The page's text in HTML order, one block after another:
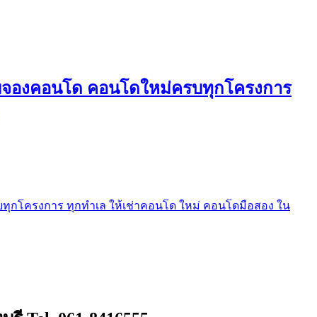
องคอนโด คอนโดใหม่ครบทุกโครงการ
โครงการ ทุกทำเล ให้เช่าคอนโด ใหม่ คอนโดมือสอง ใน